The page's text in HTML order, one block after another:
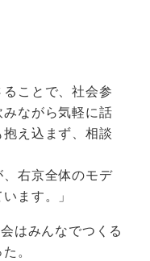
ることで、社会参
ながら気軽に話
え込まず、相談
右京全体のモデ
ます。」
はみんなでつくる
。